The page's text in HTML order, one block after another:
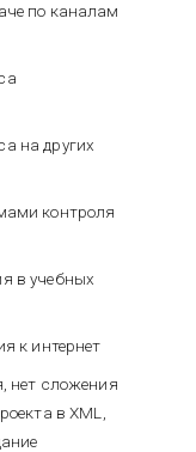
по каналам
на других
контроля
в учебных
к интернет
нет сложения
в XML,